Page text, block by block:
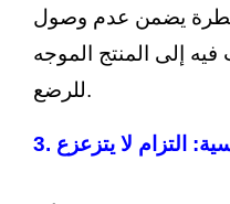
يضمن عدم وصول
إلى المنتج الموجه
للرضع.
التزام لا يتزعزع